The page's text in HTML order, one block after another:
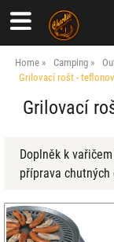
Home Camping
Grilovací rošt -
Grilovací
Doplněk k
příprava